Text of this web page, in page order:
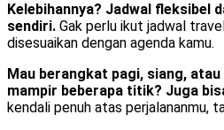
Kelebihannya? Jadwal fleksibel
sendiri. Gak perlu ikut jadwal
disesuaikan dengan agenda kamu.
Mau berangkat pagi, siang,
mampir beberapa titik? Juga
kendali penuh atas perjalananmu,